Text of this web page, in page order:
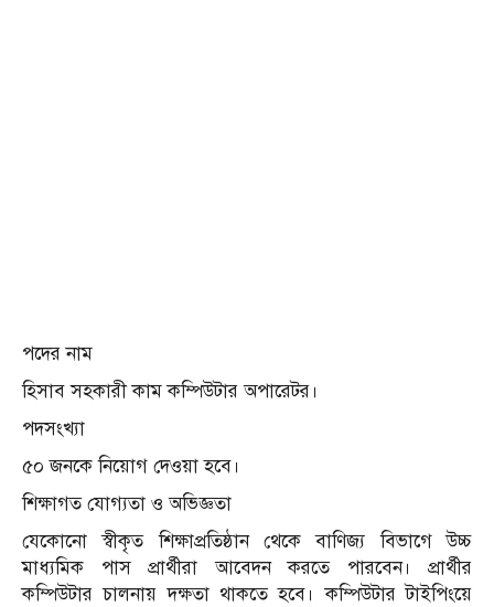
পদের নাম
হিসাব সহকারী কাম কম্পিউটার অপারেটর।
পদসংখ্যা
৫০ জনকে নিয়োগ দেওয়া হবে।
শিক্ষাগত যোগ্যতা ও অভিজ্ঞতা
যেকোনো স্বীকৃত শিক্ষাপ্রতিষ্ঠান থেকে বাণিজ্য বিভাগে উচ্চ
মাধ্যমিক পাস প্রার্থীরা আবেদন করতে পারবেন। প্রার্থীর
কম্পিউটার চালনায় দক্ষতা থাকতে হবে। কম্পিউটার টাইপিংয়ে